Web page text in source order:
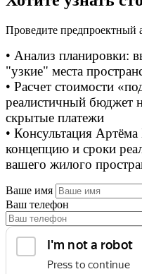
Проведите предпроектный
• Анализ планировки:
"узкие" места
• Расчет стоимости
реалистичный бюджет
скрытые платежи
• Консультация
концепцию и сроки
вашего жилого
Ваше имя
Ваш телефон